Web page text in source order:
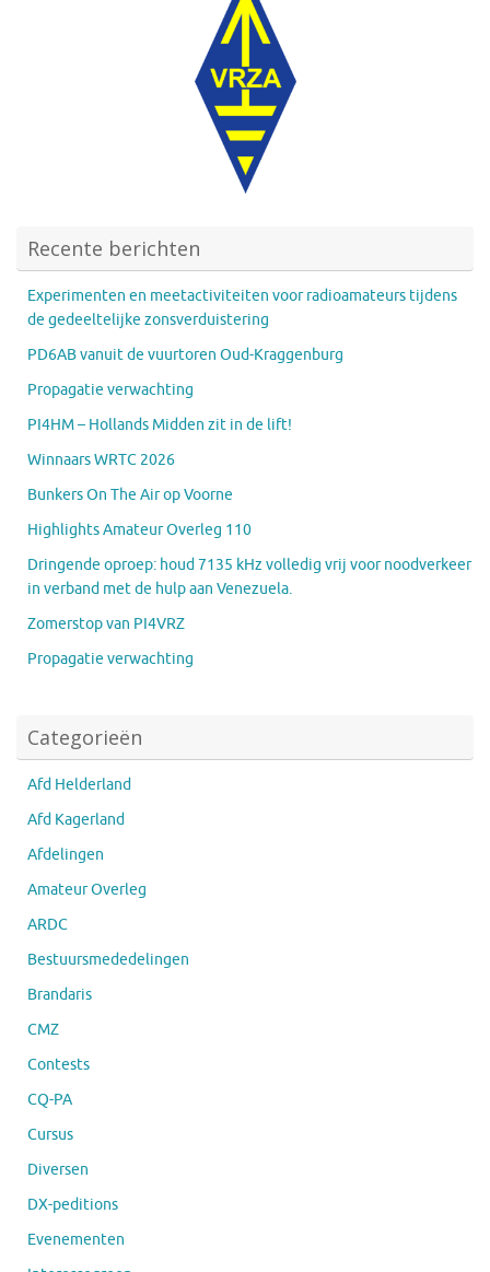
Recente berichten
Experimenten en meetactiviteiten voor radioamateurs tijdens
de gedeeltelijke zonsverduistering
PD6AB vanuit de vuurtoren Oud-Kraggenburg
Propagatie verwachting
PI4HM – Hollands Midden zit in de lift!
Winnaars WRTC 2026
Bunkers On The Air op Voorne
Highlights Amateur Overleg 110
Dringende oproep: houd 7135 kHz volledig vrij voor noodverkeer
in verband met de hulp aan Venezuela.
Zomerstop van PI4VRZ
Propagatie verwachting
Categorieën
Afd Helderland
Afd Kagerland
Afdelingen
Amateur Overleg
ARDC
Bestuursmededelingen
Brandaris
CMZ
Contests
CQ-PA
Cursus
Diversen
DX-peditions
Evenementen